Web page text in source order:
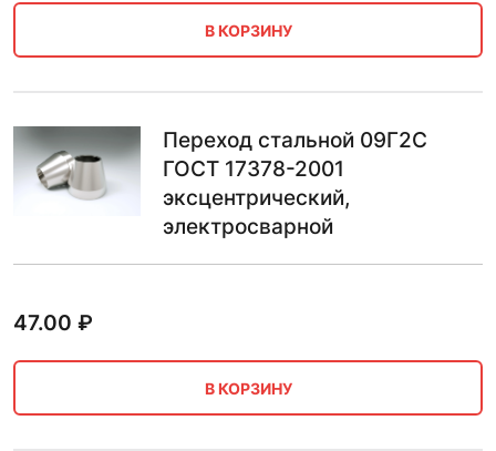
В КОРЗИНУ
Переход стальной 09Г2С
ГОСТ 17378-2001
эксцентрический,
электросварной
47.00 ₽
В КОРЗИНУ